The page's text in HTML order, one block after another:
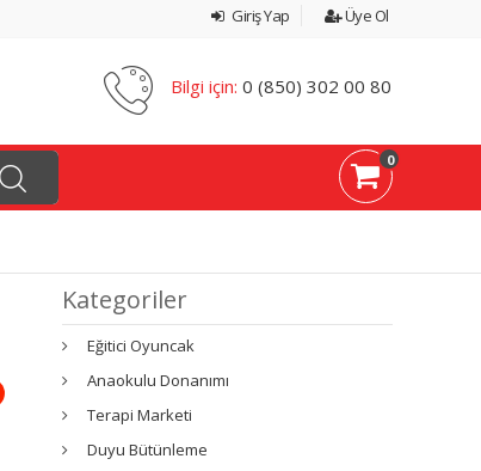
Giriş Yap Üye Ol
Bilgi için: 0 (850) 302 00 80
0
Kategoriler
Eğitici Oyuncak
Anaokulu Donanımı
Terapi Marketi
Duyu Bütünleme